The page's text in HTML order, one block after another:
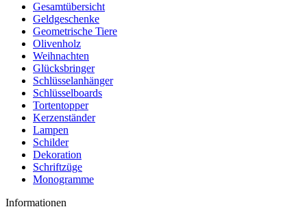
Gesamtübersicht
Geldgeschenke
Geometrische Tiere
Olivenholz
Weihnachten
Glücksbringer
Schlüsselanhänger
Schlüsselboards
Tortentopper
Kerzenständer
Lampen
Schilder
Dekoration
Schriftzüge
Monogramme
Informationen